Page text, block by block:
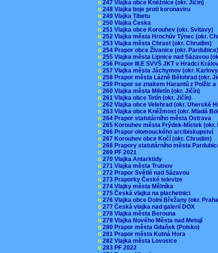
o 247 Vlajka obce Kněžnice (okr. Jičín)
o 248 Vlajka boje proti koronaviru
o 249 Vlajka Tibetu
o 250 Vlajka Česka
o 251 Vlajka obce Korouhev (okr. Svitavy)
o 252 Vlajka města Hrochův Týnec (okr.
o 253 Vlajka města Chrast (okr. Chrudim)
o 254 Prapor obce Živanice (okr.
o 255 Vlajka města Lipnice nad Sázavou
o 256 Prapor III.E SVVŠ JKT v Hradci
o 257 Vlajka města Jáchymov (okr.
o 258 Prapor města Lázně Bělohrad (okr.
o 259 Prapor se znakem Harantů z Polžic
o 260 Vlajka města Miletín (okr. Jičín)
o 261 Vlajka obce Tetín (okr. Jičín)
o 262 Vlajka obce Velehrad (okr. Uherské
o 263 Vlajka obce Kněžmost (okr. Mladá
o 264 Prapor statutárního města Ostrava
o 265 Korouhev města Frýdek-Místek
o 266 Prapor olomouckého arcibiskupství
o 267 Korouhev obce Kočí (okr. Chrudim)
o 268 Prapory statutárního města
o 269 PF 2021
o 270 Vlajka Antarktidy
o 271 Vlajka města Trutnov
o 272 Prapor Světlé nad Sázavou
o 273 Praporky České televize
o 274 Vlajky města Mělníka
o 275 Česká vlajka na plachetnici
o 276 Vlajka obce Dolní Břežany (okr.
o 277 Česká vlajka nad galerií DOX
o 278 Vlajka města Berouna
o 279 Vlajka Nového Města nad Metují
o 280 Prapor města Gdaňsk (Polsko)
o 281 Prapor města Kutná Hora
o 282 Vlajka města Lovosice
o 283 PF 2022